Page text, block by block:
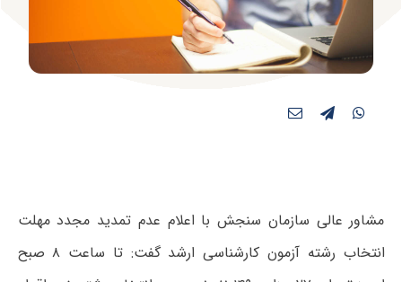
مشاور عالی سازمان سنجش با اعلام عدم تمدید مجدد مهلت
انتخاب رشته آزمون کارشناسی ارشد گفت: تا ساعت ۸ صبح